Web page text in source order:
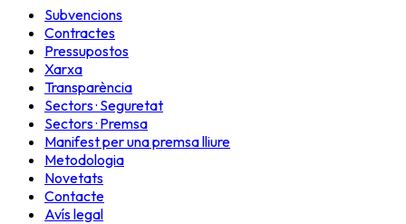
Subvencions
Contractes
Pressupostos
Xarxa
Transparència
Sectors · Seguretat
Sectors · Premsa
Manifest per una premsa lliure
Metodologia
Novetats
Contacte
Avís legal